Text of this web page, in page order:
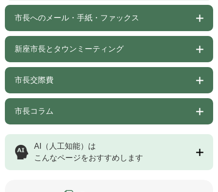
市長へのメール・手紙・ファックス
新座市長とタウンミーティング
市長交際費
市長コラム
AI（人工知能）は
こんなページをおすすめします